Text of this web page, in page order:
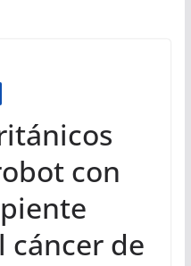
con
cáncer de